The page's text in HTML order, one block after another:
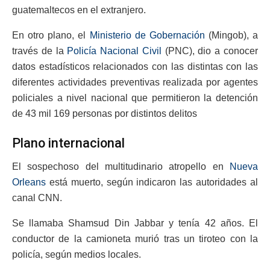
guatemaltecos en el extranjero.
En otro plano, el Ministerio de Gobernación (Mingob), a
través de la Policía Nacional Civil
(PNC), dio a conocer
datos estadísticos relacionados con las distintas con las
diferentes actividades preventivas realizada por agentes
policiales a nivel nacional que permitieron la detención
de 43 mil 169 personas por distintos delitos
Plano internacional
El sospechoso del multitudinario atropello en Nueva
Orleans está muerto, según indicaron las autoridades al
canal CNN.
Se llamaba Shamsud Din Jabbar y tenía 42 años. El
conductor de la camioneta murió tras un tiroteo con la
policía, según medios locales.